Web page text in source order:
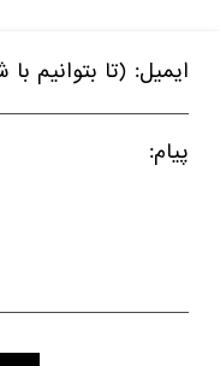
ایمیل: (تا بتوانیم
پیام: